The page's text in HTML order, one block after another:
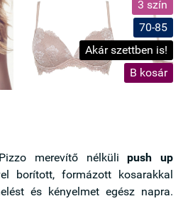
3 szín
70-85
Akár szettben is!
B kosár
merevítő nélkülipush up
borított, formázott kosarakkal
és kényelmet egész napra.